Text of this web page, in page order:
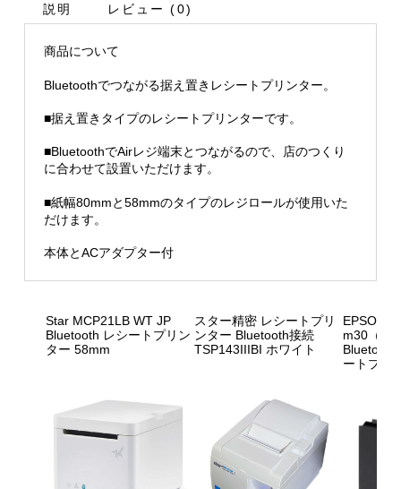
説明 レビュー (0)
商品について
Bluetoothでつながる据え置きレシートプリンター。
■据え置きタイプのレシートプリンターです。
■BluetoothでAirレジ端末とつながるので、店のつくり
に合わせて設置いただけます。
■紙幅80mmと58mmのタイプのレジロールが使用いた
だけます。
本体とACアダプター付
Star MCP21LB WT JP
Bluetooth レシートプリン
ター 58mm
スター精密 レシートプリ
ンター Bluetooth接続
TSP143IIIBI ホワイト
EPSON
m30（
Bluetooth
ートプリ